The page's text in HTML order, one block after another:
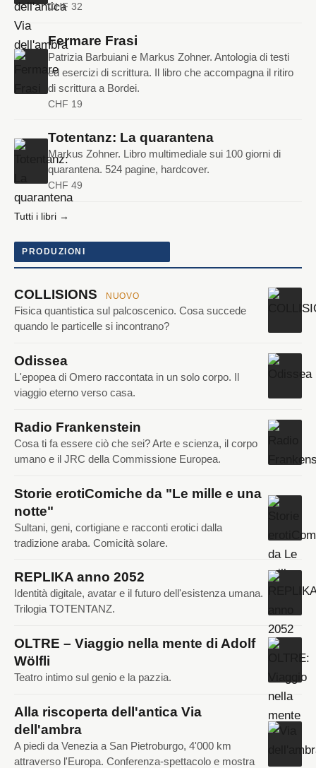
CHF 32
Fermare Frasi
Patrizia Barbuiani e Markus Zohner. Antologia di testi
ed esercizi di scrittura. Il libro che accompagna il ritiro
di scrittura a Bordei.
CHF 19
Totentanz: La quarantena
Markus Zohner. Libro multimediale sui 100 giorni di
quarantena. 524 pagine, hardcover.
CHF 49
Tutti i libri →
PRODUZIONI
COLLISIONS NUOVO
Fisica quantistica sul palcoscenico. Cosa succede
quando le particelle si incontrano?
Odissea
L'epopea di Omero raccontata in un solo corpo. Il
viaggio eterno verso casa.
Radio Frankenstein
Cosa ti fa essere ciò che sei? Arte e scienza, il corpo
umano e il JRC della Commissione Europea.
Storie erotiComiche da "Le mille e una
notte"
Sultani, geni, cortigiane e racconti erotici dalla
tradizione araba. Comicità solare.
REPLIKA anno 2052
Identità digitale, avatar e il futuro dell'esistenza umana.
Trilogia TOTENTANZ.
OLTRE – Viaggio nella mente di Adolf
Wölfli
Teatro intimo sul genio e la pazzia.
Alla riscoperta dell'antica Via
dell'ambra
A piedi da Venezia a San Pietroburgo, 4'000 km
attraverso l'Europa. Conferenza-spettacolo e mostra